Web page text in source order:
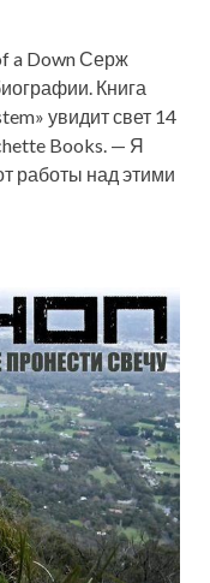
a Down Серж
Книга
увидит свет 14
Books. — Я
работы над этими